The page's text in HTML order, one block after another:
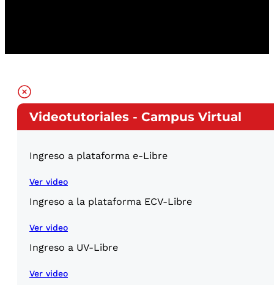
Videotutoriales - Campus Virtual
Ingreso a plataforma e-Libre
Ver video
Ingreso a la plataforma ECV-Libre
Ver video
Ingreso a UV-Libre
Ver video